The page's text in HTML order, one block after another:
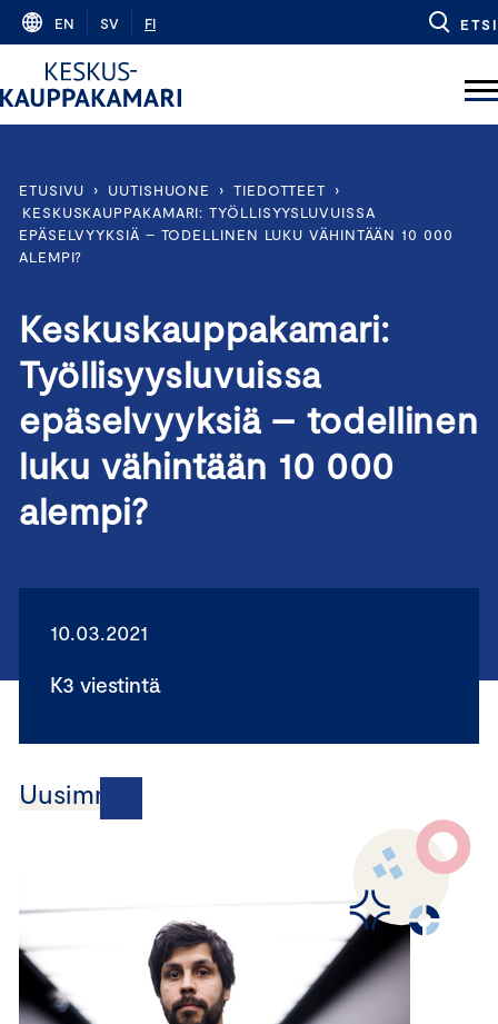
Skip
content
EN SV FI ETSI
ETUSIVU › UUTISHUONE › TIEDOTTEET
›
KESKUSKAUPPAKAMARI: TYÖLLISYYSLUVUISSA
EPÄSELVYYKSIÄ – TODELLINEN LUKU VÄHINTÄÄN 10 000
ALEMPI?
Keskuskauppakamari:
Työllisyysluvuissa
epäselvyyksiä – todellinen
luku vähintään 10 000
alempi?
10.03.2021
K3 viestintä
Uusimmat